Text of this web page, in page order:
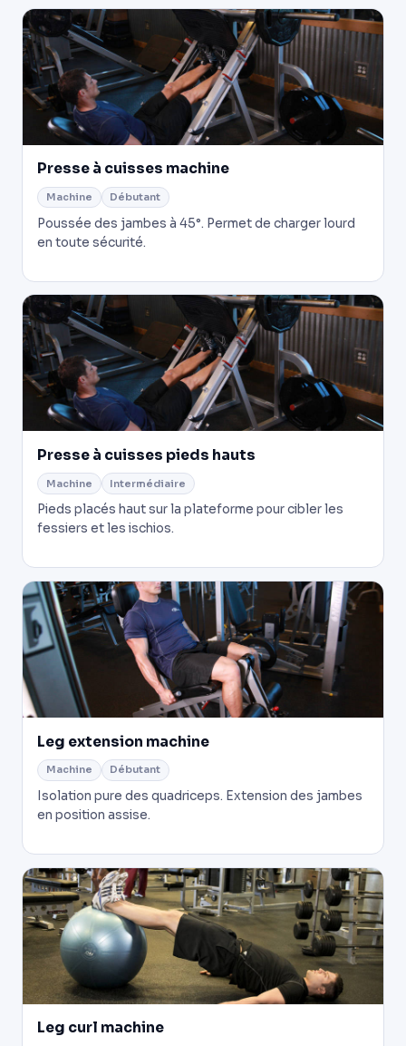
Presse à cuisses machine
Machine Débutant
Poussée des jambes à 45°. Permet de charger lourd
en toute sécurité.
Presse à cuisses pieds hauts
Machine Intermédiaire
Pieds placés haut sur la plateforme pour cibler les
fessiers et les ischios.
Leg extension machine
Machine Débutant
Isolation pure des quadriceps. Extension des jambes
en position assise.
Leg curl machine